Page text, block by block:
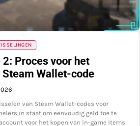
Proces voor het
Wallet-code
van Steam Wallet-codes voor
in staat om eenvoudig geld toe te
voor het kopen van in-game items